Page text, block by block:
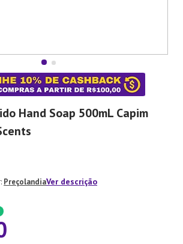
Hand Soap 500mL Capim
PreçolandiaVer descrição